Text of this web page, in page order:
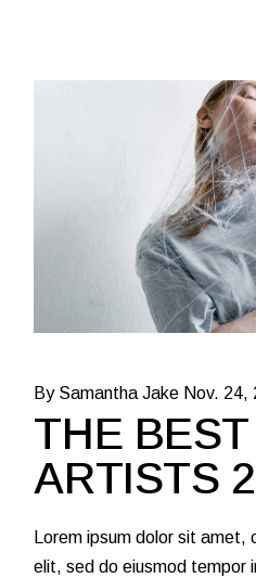
By Samantha Jake Nov. 24,
THE
ARTISTS
Lorem ipsum dolor sit amet,
elit, sed do eiusmod tempor